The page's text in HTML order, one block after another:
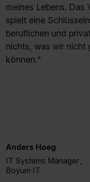
meines Lebens. Das
spielt eine
beruflichen und
nichts, was wir nicht
können.“
Anders Hoeg
IT Systems Manager ,
Boyum IT